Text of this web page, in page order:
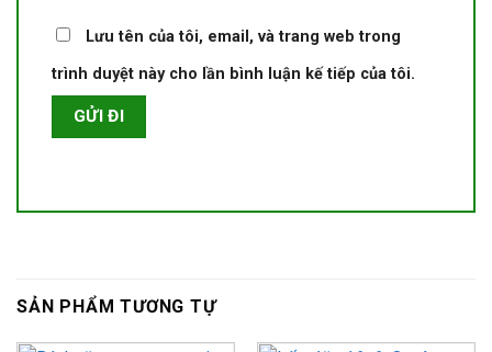
Lưu tên của tôi, email, và trang web trong
trình duyệt này cho lần bình luận kế tiếp của tôi.
SẢN PHẨM TƯƠNG TỰ